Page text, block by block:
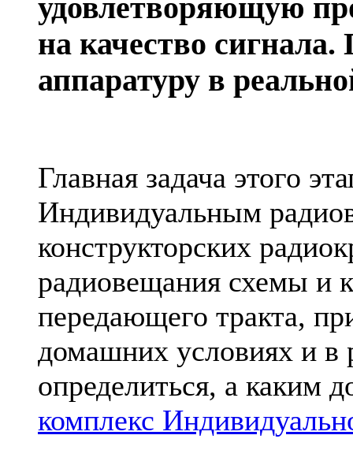
удовлетворяющую
на качество
аппаратуру в
Главная задача этого
Индивидуальным
конструкторских
радиовещания схемы и
передающего тракта,
домашних условиях и
определиться, а каким
комплекс